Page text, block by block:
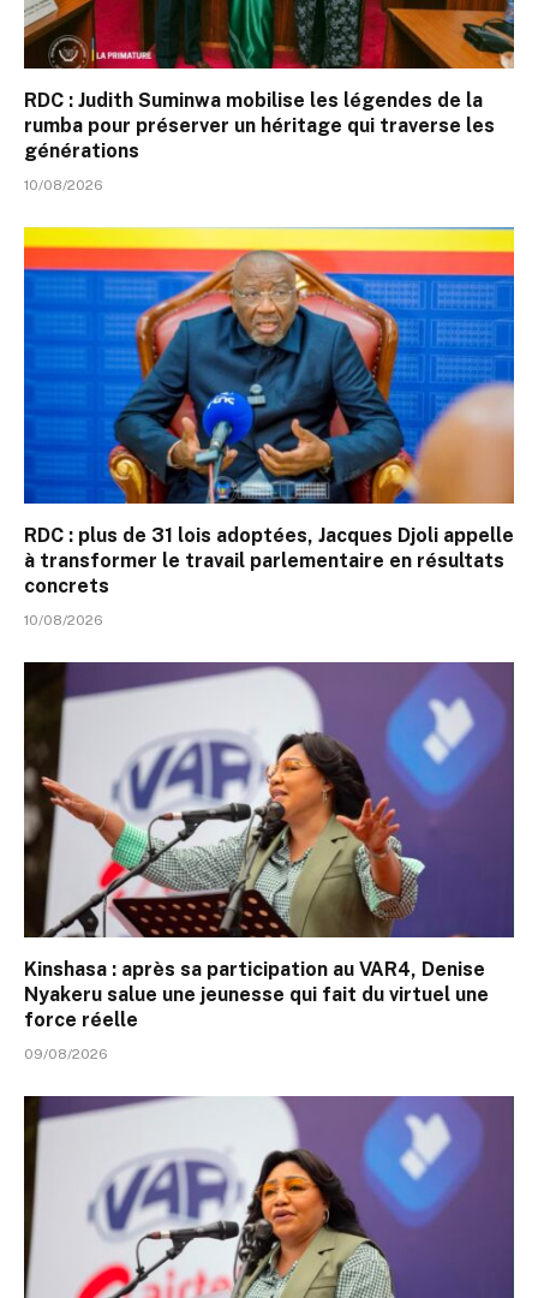
RDC : Judith Suminwa mobilise les légendes de la
rumba pour préserver un héritage qui traverse les
générations
10/08/2026
RDC : plus de 31 lois adoptées, Jacques Djoli appelle
à transformer le travail parlementaire en résultats
concrets
10/08/2026
Kinshasa : après sa participation au VAR4, Denise
Nyakeru salue une jeunesse qui fait du virtuel une
force réelle
09/08/2026